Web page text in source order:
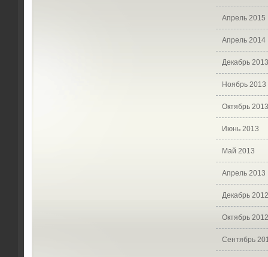
Апрель 2015
Апрель 2014
Декабрь 2013
Ноябрь 2013
Октябрь 2013
Июнь 2013
Май 2013
Апрель 2013
Декабрь 2012
Октябрь 2012
Сентябрь